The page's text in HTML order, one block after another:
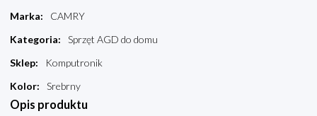
Marka:
CAMRY
Kategoria:
Sprzęt AGD do domu
Sklep:
Komputronik
Kolor: Srebrny
Opis produktu